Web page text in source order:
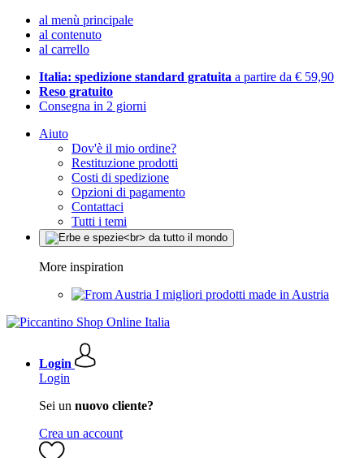
al menù principale
al contenuto
al carrello
Italia: spedizione standard gratuita a partire da € 59,90
Reso gratuito
Consegna in 2 giorni
Aiuto
Dov'è il mio ordine?
Restituzione prodotti
Costi di spedizione
Opzioni di pagamento
Contattaci
Tutti i temi
More inspiration
I migliori prodotti made in Austria
Login
Login
Sei un nuovo cliente?
Crea un account